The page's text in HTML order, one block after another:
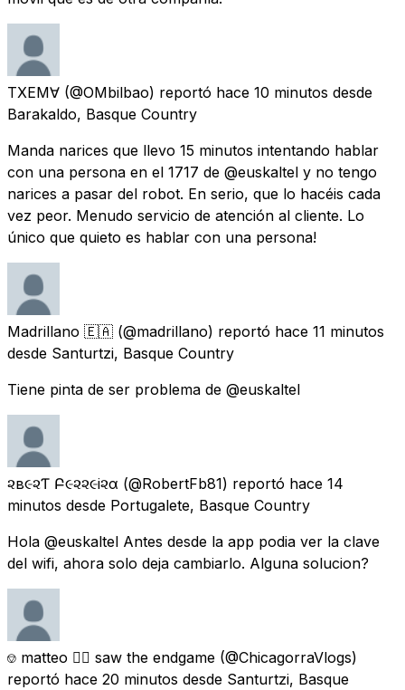
TXEM∀ (@OMbilbao) reportó hace 10 minutos desde
Barakaldo, Basque Country
Manda narices que llevo 15 minutos intentando hablar
con una persona en el 1717 de @euskaltel y no tengo
narices a pasar del robot. En serio, que lo hacéis cada
vez peor. Menudo servicio de atención al cliente. Lo
único que quieto es hablar con una persona!
Madrillano 🇪🇦 (@madrillano) reportó hace 11 minutos
desde Santurtzi, Basque Country
Tiene pinta de ser problema de @euskaltel
૨ѳв૯૨Ƭѳ Բ૯૨૨૯i૨α (@RobertFb81) reportó hace 14
minutos desde Portugalete, Basque Country
Hola @euskaltel Antes desde la app podia ver la clave
del wifi, ahora solo deja cambiarlo. Alguna solucion?
⎊ matteo 🏳️‍🌈 saw the endgame (@ChicagorraVlogs)
reportó hace 20 minutos desde Santurtzi, Basque